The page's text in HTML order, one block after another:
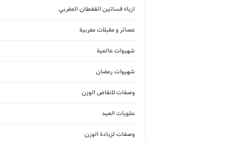
ازياء فساتين القفطان المغربي
عصائر و مقبلات مغربية
شهيوات عالمية
شهيوات رمضان
وصفات لانقاص الوزن
حلويات العيد
وصفات لزيادة الوزن